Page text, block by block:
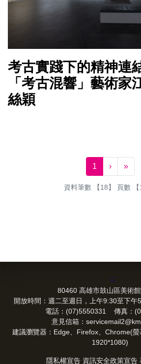
考古實踐下的精神連
「考古混響」藝術家
絲穎
1 ›下一頁
»最
資料筆數 【18】 頁數 【
:::
80460 高雄市鼓山區美術
開放時間：週二至週日，上午9:30至下午
電話：(07)5550331 傳真：
意見信箱：
建議瀏覽器：Edge、Firefox、Chrome(
1920*1080)
隱私權宣告 資訊安全政策宣告